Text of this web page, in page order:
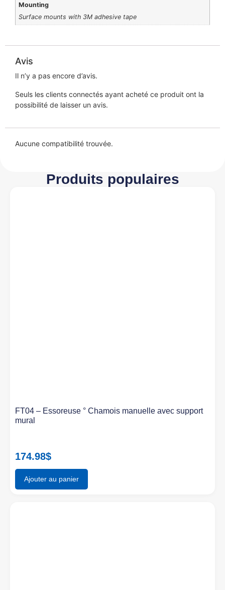
Mounting
Surface mounts with 3M adhesive tape
Avis
Il n’y a pas encore d’avis.
Seuls les clients connectés ayant acheté ce produit ont la
possibilité de laisser un avis.
Aucune compatibilité trouvée.
Produits populaires
FT04 – Essoreuse ° Chamois manuelle avec support
mural
174.98$
Ajouter au panier